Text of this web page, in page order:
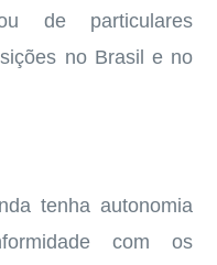
ou de particulares
no Brasil e no
tenha autonomia
com os